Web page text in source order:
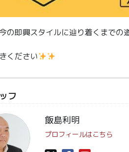
の即興スタイルに辿り着くまでの
ください
フ
飯島利明
プロフィールはこちら